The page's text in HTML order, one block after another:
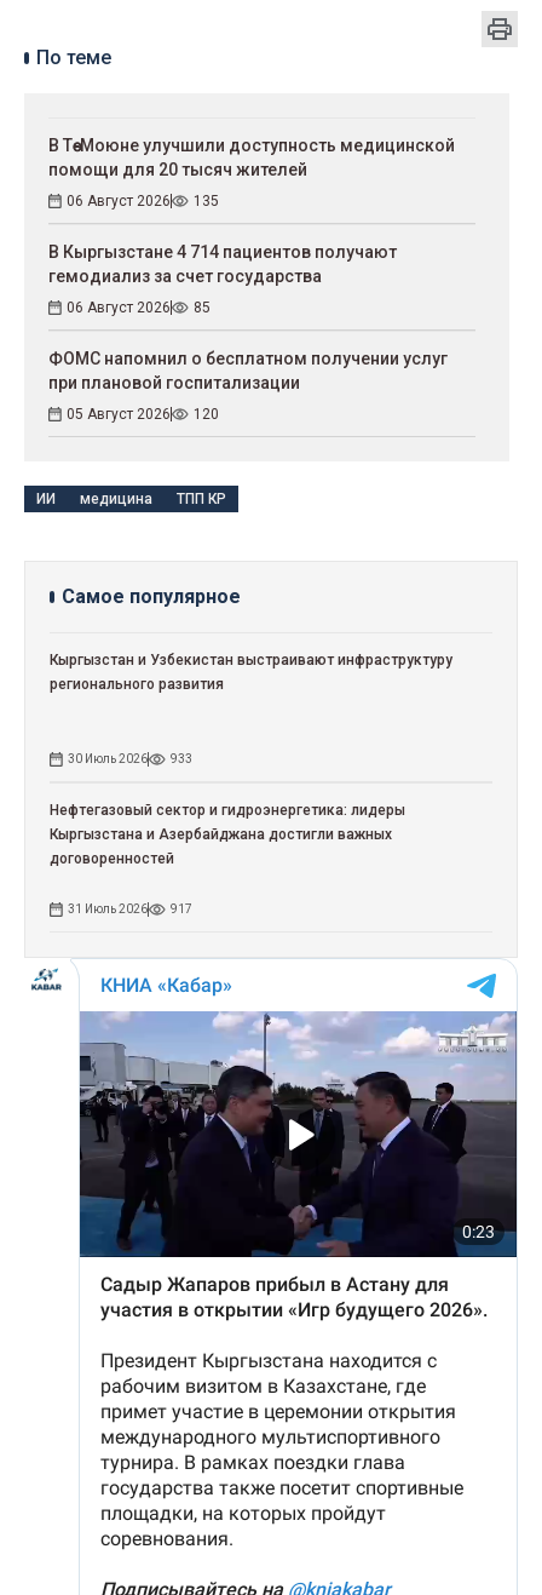
По теме
В Төө-Моюне улучшили доступность медицинской
помощи для 20 тысяч жителей
06 Август 2026 135
В Кыргызстане 4 714 пациентов получают
гемодиализ за счет государства
06 Август 2026 85
ФОМС напомнил о бесплатном получении услуг
при плановой госпитализации
05 Август 2026 120
ИИ медицина ТПП КР
Самое популярное
Кыргызстан и Узбекистан выстраивают инфраструктуру
регионального развития
30 Июль 2026 933
Нефтегазовый сектор и гидроэнергетика: лидеры
Кыргызстана и Азербайджана достигли важных
договоренностей
31 Июль 2026 917